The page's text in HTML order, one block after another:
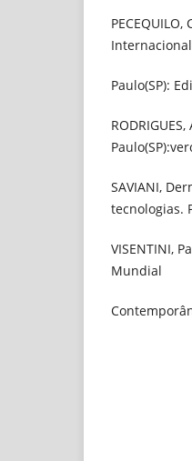
Paulo(SP):
SAVIANI,
tecnologias.
VISENTINI,
Mundial